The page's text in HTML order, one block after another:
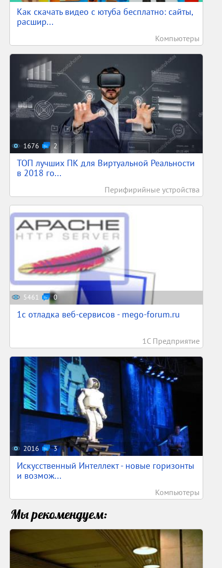
Как скачать видео с ютуба бесплатно: сайты,
расшир...
Компьютеры
1676 2
ТОП лучших ПК для Виртуальной Реальности
в 2018 го...
Перифирийные устройства
5461 0
1c отладка веб-сервисов - mego-forum.ru
1С Предприятие
2016 3
Искусственный Интеллект - новые горизонты
и возмож...
Компьютеры
Мы рекомендуем: